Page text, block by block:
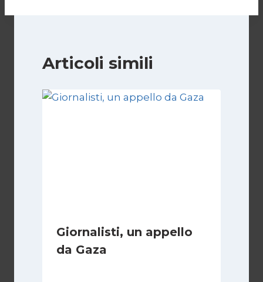
Articoli simili
Giornalisti, un appello
da Gaza